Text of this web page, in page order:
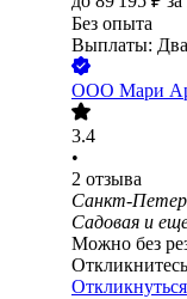
Без опыта
Выплаты: Два
ООО Мари
3.4
•
2 отзыва
Санкт-
Садовая и
Можно без
Откликнуться